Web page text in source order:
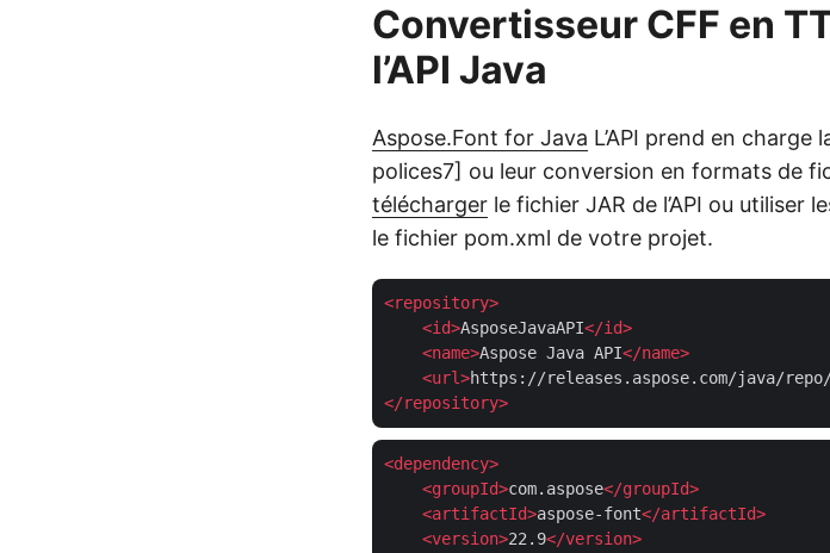
Convertisseur CFF en
l’API Java
Aspose.Font for Java L’API prend en
polices7] ou leur conversion en formats de
télécharger le fichier JAR de l’API ou utiliser
le fichier pom.xml de votre projet.
<repository>
<id>AsposeJavaAPI</id>
<name>Aspose Java API</name>
<url>https://releases.aspose.com/java/
</repository>
<dependency>
<groupId>com.aspose</groupId>
<artifactId>aspose-font</artifactId>
<version>22.9</version>